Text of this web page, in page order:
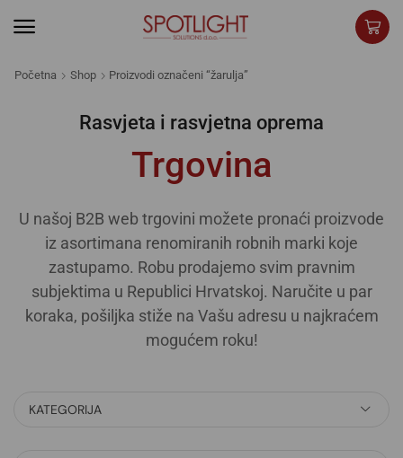
Početna Shop Proizvodi označeni “žarulja”
Rasvjeta i rasvjetna oprema
Trgovina
U našoj B2B web trgovini možete pronaći proizvode
iz asortimana renomiranih robnih marki koje
zastupamo. Robu prodajemo svim pravnim
subjektima u Republici Hrvatskoj. Naručite u par
koraka, pošiljka stiže na Vašu adresu u najkraćem
mogućem roku!
KATEGORIJA